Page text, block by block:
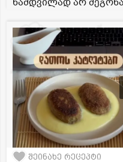
შეინახე რეცეპტი